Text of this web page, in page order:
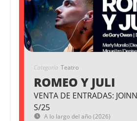
Categoría Teatro
ROMEO Y JULI
VENTA DE ENTRADAS:
S/25
A lo largo del año (2026)